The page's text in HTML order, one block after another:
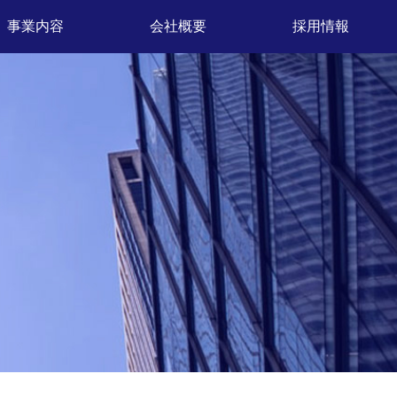
事業内容 会社概要 採用情報